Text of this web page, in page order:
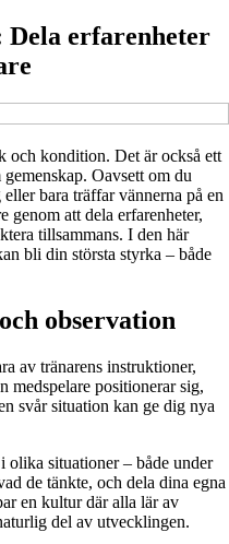
Dela erfarenheter
och kondition. Det är också ett
Oavsett om du
bara träffar vännerna på en
genom att dela erfarenheter,
tillsammans. I den här
bli din största styrka – både
observation
av tränarens instruktioner,
medspelare positionerar sig,
svår situation kan ge dig nya
olika situationer – både under
de tänkte, och dela dina egna
en kultur där alla lär av
del av utvecklingen.